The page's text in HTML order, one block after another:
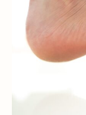
なんばウォーク